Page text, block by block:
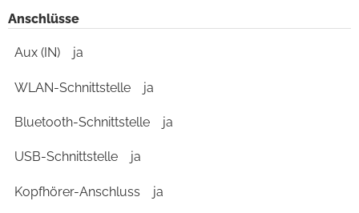
Anschlüsse
Aux (IN) ja
WLAN-Schnittstelle ja
Bluetooth-Schnittstelle ja
USB-Schnittstelle ja
Kopfhörer-Anschluss ja